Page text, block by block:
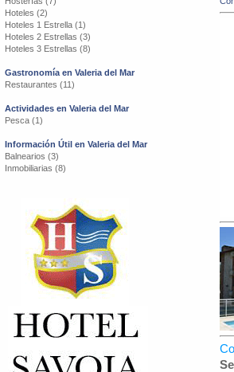
Hoteles (2)
Hoteles 1 Estrella (1)
Hoteles 2 Estrellas (3)
Hoteles 3 Estrellas (8)
Gastronomía en Valeria del Mar
Restaurantes (11)
Actividades en Valeria del Mar
Pesca (1)
Información Útil en Valeria del Mar
Balnearios (3)
Inmobiliarias (8)